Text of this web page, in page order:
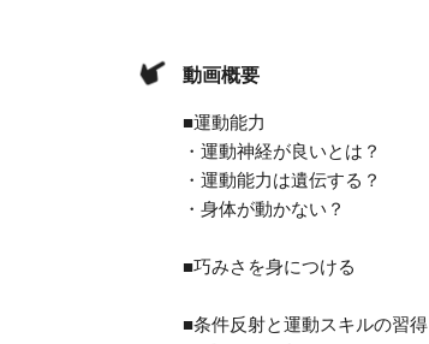
動画概要
■運動能力
・運動神経が良いとは？
・運動能力は遺伝する？
・身体が動かない？
■巧みさを身につける
■条件反射と運動スキルの習得